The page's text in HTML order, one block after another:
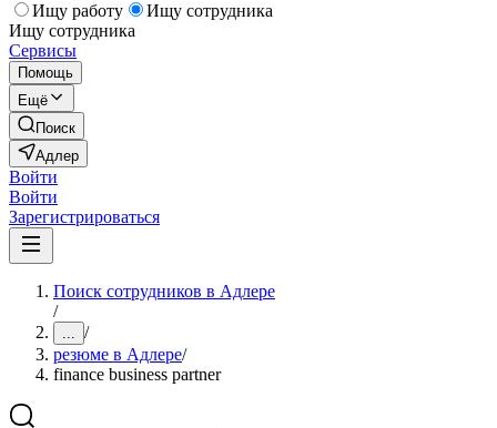
Ищу работу
Ищу сотрудника
Ищу сотрудника
Сервисы
Помощь
Ещё
Поиск
Адлер
Войти
Войти
Зарегистрироваться
Поиск сотрудников в Адлере
/
... /
резюме в Адлере/
finance business partner